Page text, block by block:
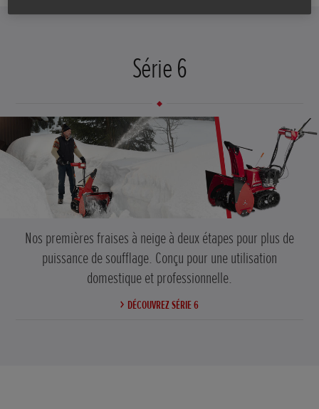
Série 6
Nos premières fraises à neige à deux étapes pour plus de
puissance de soufflage. Conçu pour une utilisation
domestique et professionnelle.
DÉCOUVREZ SÉRIE 6